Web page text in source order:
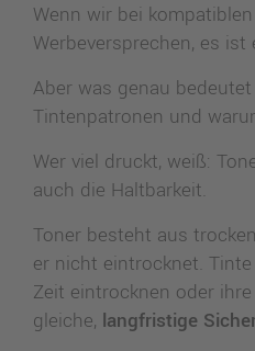
Wenn wir bei
Werbeversprechen, es ist
Aber was genau bedeutet
Tintenpatronen und
Wer viel druckt, weiß:
auch die Haltbarkeit.
Toner besteht aus
er nicht eintrocknet.
Zeit eintrocknen oder
gleiche, langfristige